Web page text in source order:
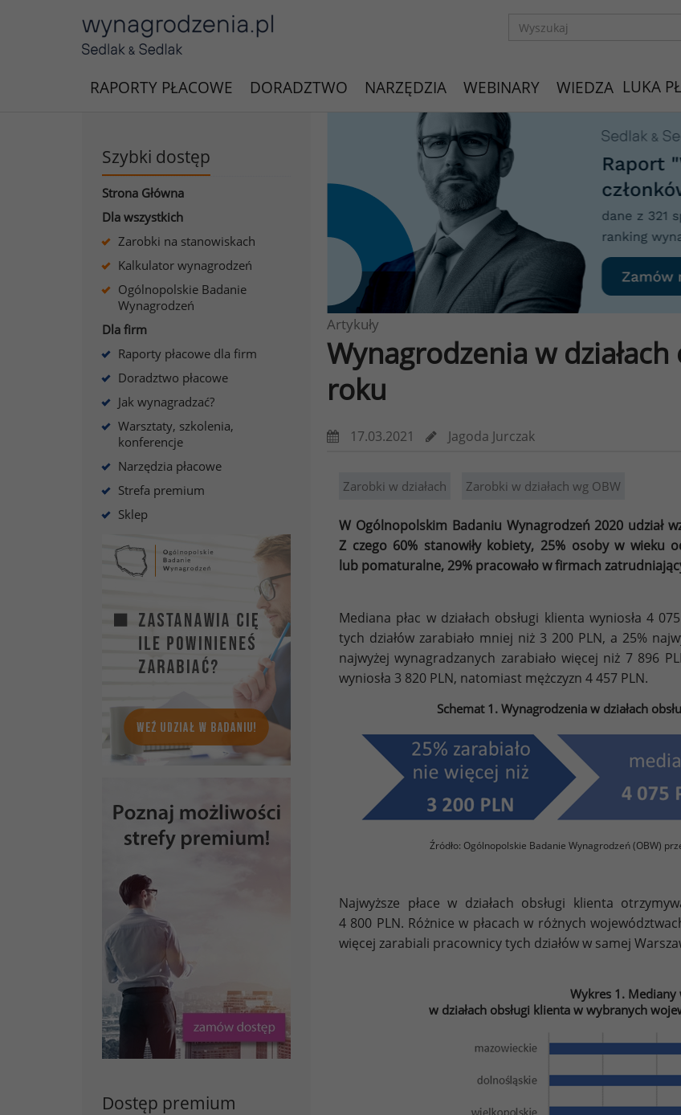
RAPORTY PŁACOWE DORADZTWO NARZĘDZIA WEBINARY WIEDZA LUKA
Szybki dostęp
Strona Główna
Dla wszystkich
Zarobki na stanowiskach
Kalkulator wynagrodzeń
Ogólnopolskie Badanie
Wynagrodzeń
Dla firm
Raporty płacowe dla firm
Doradztwo płacowe
Jak wynagradzać?
Warsztaty, szkolenia,
konferencje
Narzędzia płacowe
Strefa premium
Sklep
Dostęp premium
Artykuły
Wynagrodzenia w
roku
17.03.2021 Jagoda Jurczak
Zarobki w działach Zarobki w działach wg OBW
W Ogólnopolskim Badaniu Wynagrodzeń 2020 udział
Z czego 60% stanowiły kobiety, 25% osoby w wieku
lub pomaturalne, 29% pracowało w firmach
Mediana płac w działach obsługi klienta wyniosła 4
tych działów zarabiało mniej niż 3 200 PLN, a 25%
najwyżej wynagradzanych zarabiało więcej niż 7 896
wyniosła 3 820 PLN, natomiast mężczyzn 4 457 PLN.
Schemat 1. Wynagrodzenia w działach
Źródło: Ogólnopolskie Badanie Wynagrodzeń (OBW)
Najwyższe płace w działach obsługi klienta
4 800 PLN. Różnice w płacach w różnych
więcej zarabiali pracownicy tych działów w samej
Wykres 1. Mediany
w działach obsługi klienta w wybranych